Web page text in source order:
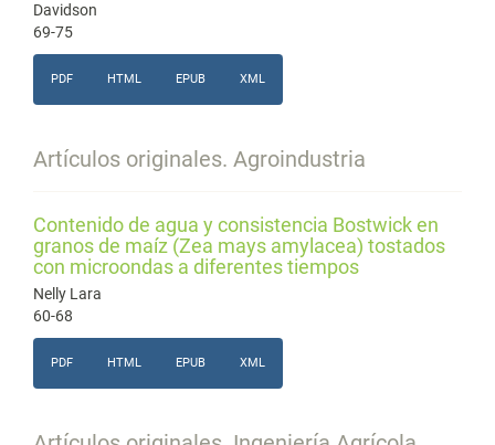
Davidson
69-75
PDF HTML EPUB XML
Artículos originales. Agroindustria
Contenido de agua y consistencia Bostwick en
granos de maíz (Zea mays amylacea) tostados
con microondas a diferentes tiempos
Nelly Lara
60-68
PDF HTML EPUB XML